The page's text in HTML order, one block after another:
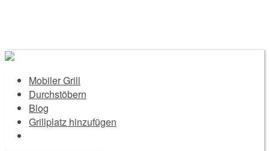
Mobiler Grill
Durchstöbern
Blog
Grillplatz hinzufügen